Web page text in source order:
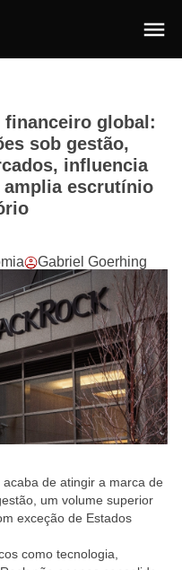
financeiro global:
sob gestão,
influencia
escrutínio
Gabriel Goerhing
de atingir a marca de
um volume superior
exceção de Estados
como tecnologia,